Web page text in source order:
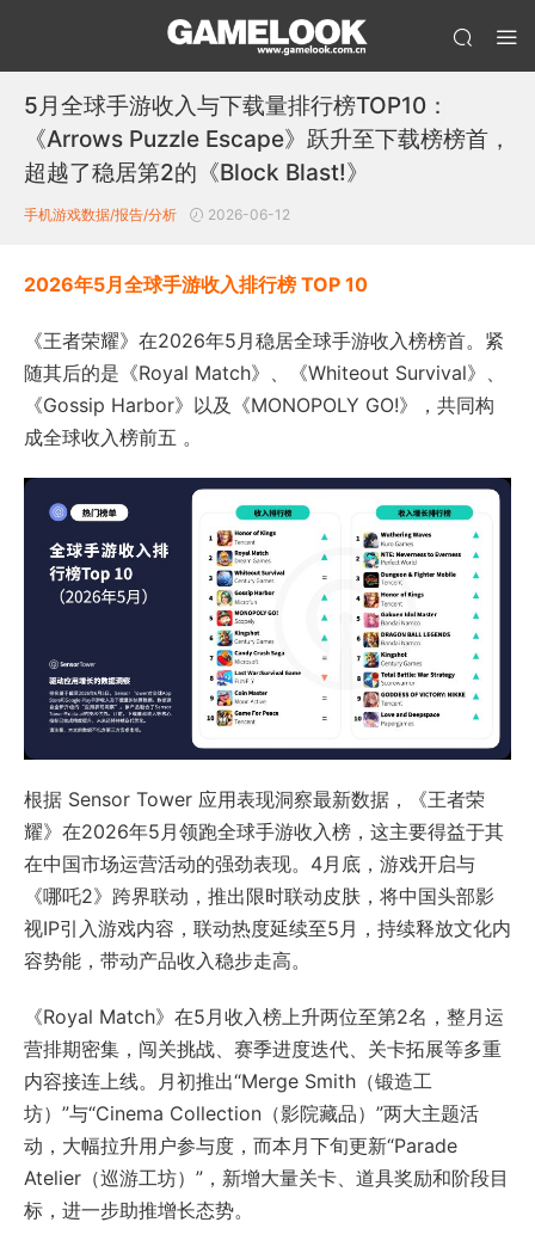
5月全球手游收入与下载量排行榜TOP10：
《Arrows Puzzle Escape》跃升至下载榜榜首，
超越了稳居第2的《Block Blast!》
手机游戏数据/报告/分析 2026-06-12
2026年5月全球手游收入排行榜 TOP 10
《王者荣耀》在2026年5月稳居全球手游收入榜榜首。紧
随其后的是《Royal Match》、《Whiteout Survival》、
《Gossip Harbor》以及《MONOPOLY GO!》，共同构
成全球收入榜前五 。
根据 Sensor Tower 应用表现洞察最新数据，《王者荣
耀》在2026年5月领跑全球手游收入榜，这主要得益于其
在中国市场运营活动的强劲表现。4月底，游戏开启与
《哪吒2》跨界联动，推出限时联动皮肤，将中国头部影
视IP引入游戏内容，联动热度延续至5月，持续释放文化内
容势能，带动产品收入稳步走高。
《Royal Match》在5月收入榜上升两位至第2名，整月运
营排期密集，闯关挑战、赛季进度迭代、关卡拓展等多重
内容接连上线。月初推出“Merge Smith（锻造工
坊）”与“Cinema Collection（影院藏品）”两大主题活
动，大幅拉升用户参与度，而本月下旬更新“Parade
Atelier（巡游工坊）”，新增大量关卡、道具奖励和阶段目
标，进一步助推增长态势。